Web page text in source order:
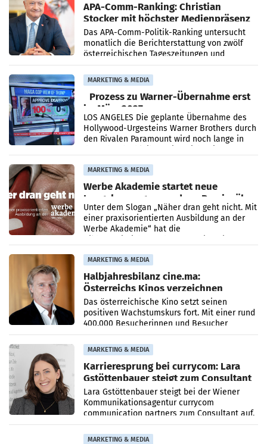
APA-Comm-Ranking: Christian
Stocker mit höchster Medienpräsenz
im Juli
Das APA-Comm-Politik-Ranking untersucht
monatlich die Berichterstattung von zwölf
österreichischen Tageszeitungen und
analysiert, welche Politikerinnen und
Politiker Österreichs die
MARKETING & MEDIA
Prozess zu Warner-Übernahme erst
im März 2027
LOS ANGELES Die geplante Übernahme des
Hollywood-Urgesteins Warner Brothers durch
den Rivalen Paramount wird noch lange in
MARKETING & MEDIA
Werbe Akademie startet neue
Imagekampagne rund um Praxisnähe
Unter dem Slogan „Näher dran geht nicht. Mit
einer praxisorientierten Ausbildung an der
Werbe Akademie“ hat die
MARKETING & MEDIA
Halbjahresbilanz cine.ma:
Österreichs Kinos verzeichnen
400.000 Besucher mehr
Das österreichische Kino setzt seinen
positiven Wachstumskurs fort. Mit einer rund
400.000 Besucherinnen und Besucher
höheren Nettoreichweite im ersten Halbjahr
2026 gegenüber dem
MARKETING & MEDIA
Karrieresprung bei currycom: Lara
Gstöttenbauer steigt zum Consultant
auf
Lara Gstöttenbauer steigt bei der Wiener
Kommunikationsagentur currycom
communication partners zum Consultant auf.
Die 27-jährige Beraterin betreut Kundinnen
und Kunden in den Bereichen
MARKETING & MEDIA